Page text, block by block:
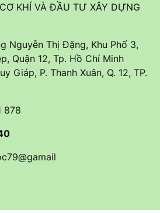
KHÍ VÀ ĐẦU TƯ XÂY DỰNG
Nguyễn Thị Đặng, Khu Phố 3,
Quận 12, Tp. Hồ Chí Minh
Giáp, P. Thanh Xuân, Q. 12, TP.
878